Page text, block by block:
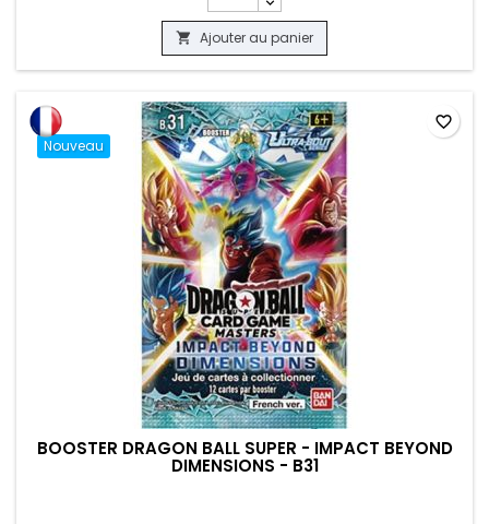
 Ajouter au panier
Nouveau
BOOSTER DRAGON BALL SUPER - IMPACT BEYOND
DIMENSIONS - B31
favorite_border